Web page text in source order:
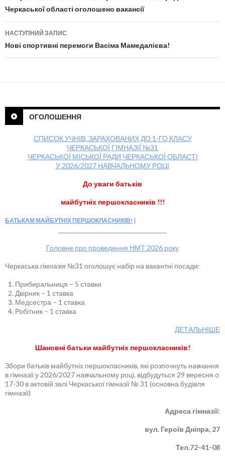
Черкаської області оголошено вакансії
НАСТУПНИЙ ЗАПИС
Нові спортивні перемоги Васіма Мамедалієва!
ОГОЛОШЕННЯ
СПИСОК УЧНІВ, ЗАРАХОВАНИХ ДО 1-ГО КЛАСУ
ЧЕРКАСЬКОЇ ГІМНАЗІЇ №31
ЧЕРКАСЬКОЇ МІСЬКОЇ РАДИ ЧЕРКАСЬКОЇ ОБЛАСТІ
У 2026/2027 НАВЧАЛЬНОМУ РОЦІ
До уваги батьків
майбутніх першокласників !!!
БАТЬКАМ МАЙБУТНІХ ПЕРШОКЛАСНИКІВ!
Головне про проведення НМТ 2026 року
Черкаська гімназія №31 оголошує набір на вакантні посади:
Прибиральниця – 5 ставки
Двірник – 1 ставка
Медсестра – 1 ставка
Робітник – 1 ставка
ДЕТАЛЬНІШЕ
Шановні батьки майбутніх першокласників!
Збори батьків майбутніх першокласників, які розпочнуть навчання
в гімназії у 2026/2027 навчальному році, відбудуться 29 вересня о
17-30 в актовій залі Черкаської гімназії № 31 (основна будівля
гімназії)
Адреса гімназії:
вул. Героїв Дніпра, 27
Тел.72-41-08